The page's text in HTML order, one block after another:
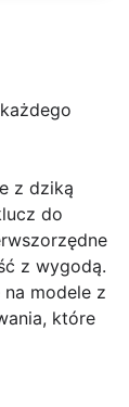
z dziką
do
z wygodą.
modele z
które